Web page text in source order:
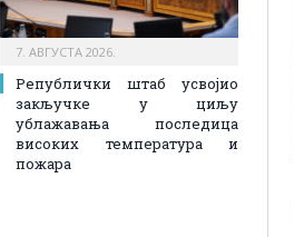
7. АВГУСТА 2026.
Републички штаб усвојио
закључке у циљу
ублажавања последица
високих температура и
пожара​